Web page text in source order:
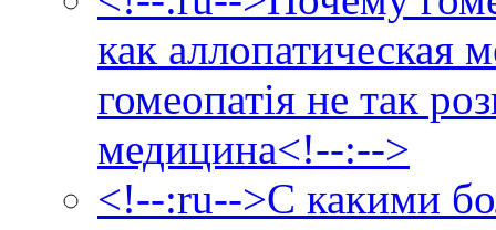
как
гомеопатія не так
медицина<!--:-->
<!--:ru-->С какими